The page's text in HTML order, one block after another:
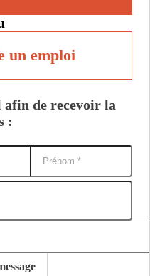
un emploi
de recevoir la
: